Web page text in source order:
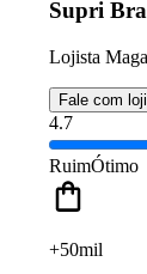
Supri
Lojista
Fale com
4.7
RuimÓtimo
+50mil